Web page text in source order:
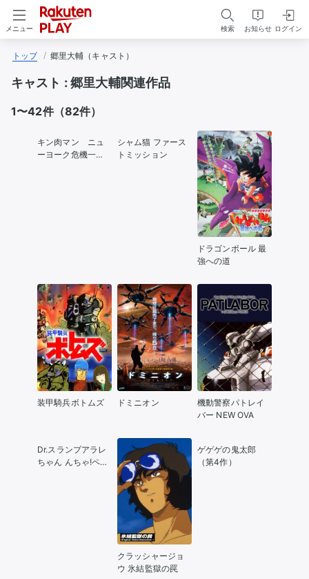
メニュー 検索 お知らせ ログイン
トップ 郷里大輔（キャスト）
キャスト :郷里大輔関連作品
1〜42件（82件）
キン肉マン ニュ
ーヨーク危機一
シャム猫 ファース
トミッション
ドラゴンボール 最
強への道
装甲騎兵ボトムズ ドミニオン
機動警察パトレイ
バー NEW OVA
Dr.スランプアラレ
ちゃん んちゃ!ペン
クラッシャージョ
ウ 氷結監獄の罠
ゲゲゲの鬼太郎
（第4作）